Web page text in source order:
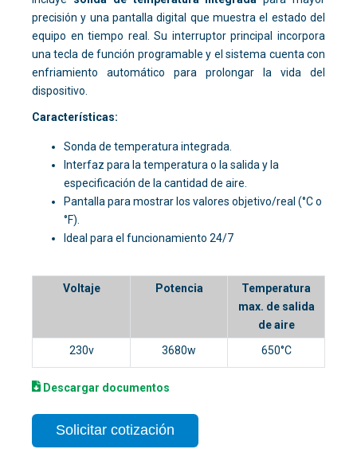
precisión y una pantalla digital que muestra el estado del
equipo en tiempo real. Su interruptor principal incorpora
una tecla de función programable y el sistema cuenta con
enfriamiento automático para prolongar la vida del
dispositivo.
Características:
Sonda de temperatura integrada.
Interfaz para la temperatura o la salida y la
especificación de la cantidad de aire.
Pantalla para mostrar los valores objetivo/real (°C o
°F).
Ideal para el funcionamiento 24/7
Voltaje Potencia
Temperatura
max. de salida
de aire
230v
3680w 650°C
Descargar documentos
Solicitar cotización